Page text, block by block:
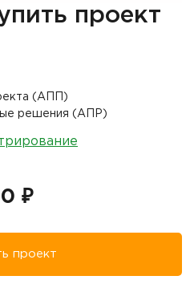
проект
(АПП)
решения (АПР)
₽
проект